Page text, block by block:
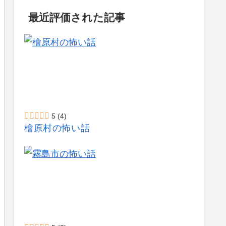
最近評価された記事
5 (4)
檜原村の怖い話